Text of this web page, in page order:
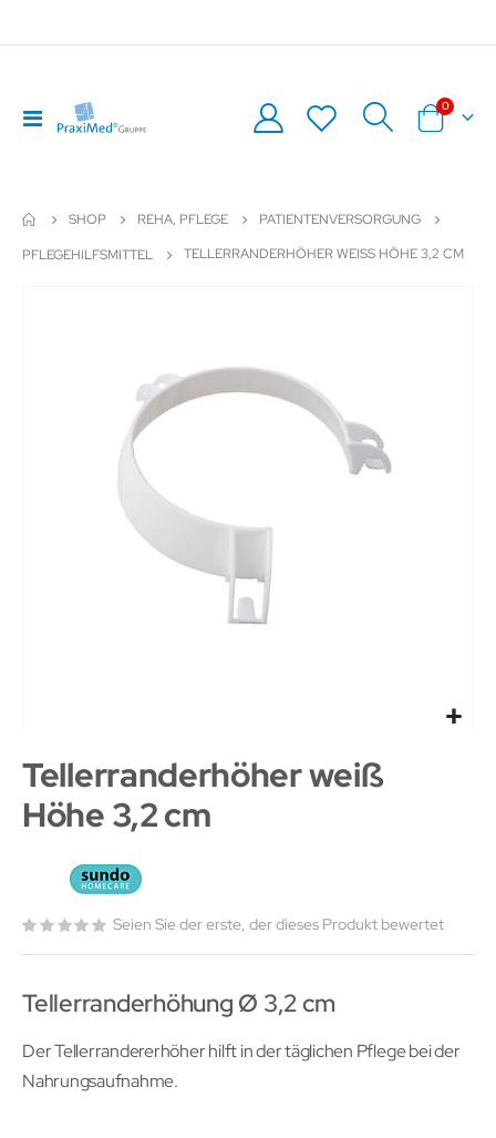
Navigation
umschalten
Warenkorb
0Artikel
SHOP REHA, PFLEGE
PATIENTENVERSORGUNG
PFLEGEHILFSMITTEL
TELLERRANDERHÖHER WEISS HÖHE 3,2 CM
Tellerranderhöher weiß
Höhe 3,2 cm
Seien Sie der erste, der dieses Produkt bewertet
Tellerranderhöhung Ø 3,2 cm
Der Tellerrandererhöher hilft in der täglichen Pflege bei der
Nahrungsaufnahme.